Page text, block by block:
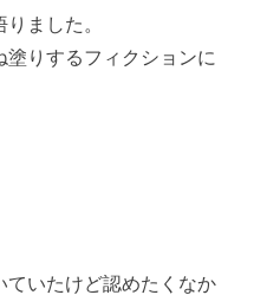
ました。
塗りするフィクションに
ていたけど認めたくなか